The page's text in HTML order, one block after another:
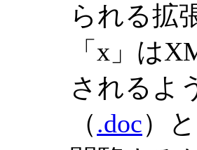
られる拡
「x」は
されるよ
（.doc）